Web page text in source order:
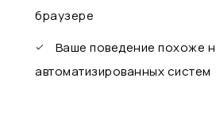
браузере
Ваше поведение похоже
автоматизированных систем